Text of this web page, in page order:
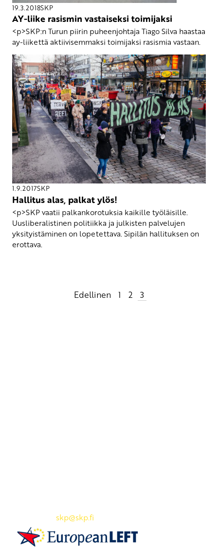
19.3.2018SKP
AY-liike rasismin vastaiseksi toimijaksi
<p>SKP:n Turun piirin puheenjohtaja Tiago Silva haastaa
ay-liikettä aktiivisemmaksi toimijaksi rasismia vastaan.
1.9.2017SKP
Hallitus alas, palkat ylös!
<p>SKP vaatii palkankorotuksia kaikille työläisille.
Uusliberalistinen politiikka ja julkisten palvelujen
yksityistäminen on lopetettava. Sipilän hallituksen on
erottava.
Edellinen 1 2 3
skp@skp.fi